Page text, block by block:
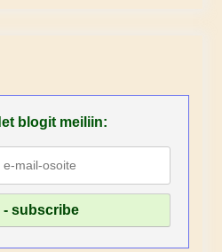
blogit meiliin: